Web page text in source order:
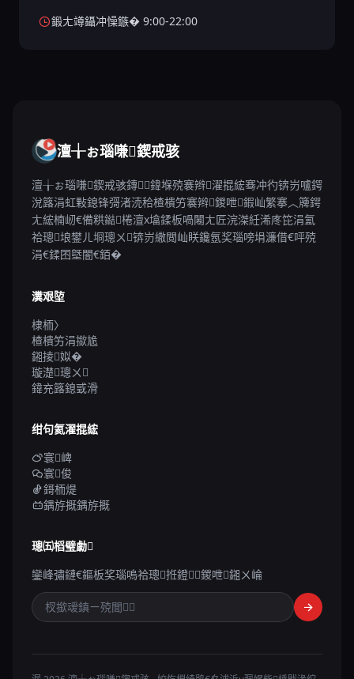
鍛ㄤ竴鑷冲懆鏃� 9:00-22:00
澶╁ぉ瑙嗛鍥戒骇
澶╁ぉ瑙嗛鍥戒骇鏄鍏堢殑褰辫濯掍綋骞冲彴锛岃嚧鍔
涗簬涓虹敤鎴锋彁渚涜秴楂樻竻褰辫鍐呭鍜屾繁搴︿簰鍔
ㄤ綋楠屻€備粠鐑棬澶х墖鍒板喎闂ㄤ匠浣滐紝浠庝笓涓氳
祫璁埌鐢ㄦ埛璁ㄨ锛岃繖閲屾眹鑱氬奖瑙嗙埍濂借€呯殑
涓€鍒囨墍闇€銆�
瀵艰埅
棣栭〉
楂樻竻涓撳尯
鎺掕姒�
璇濋璁ㄨ
鍏充簬鎴戜滑
绀句氦濯掍綋
寰崥
寰俊
鎶栭煶
鍝斿摡鍝斿摡
璁㈤槄璧勮
鑾峰彇鏈€鏂板奖瑙嗚祫璁拰鐙鍐呭鎺ㄨ崘